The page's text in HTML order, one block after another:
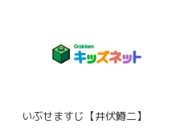
いぶせますじ【井伏鱒二】